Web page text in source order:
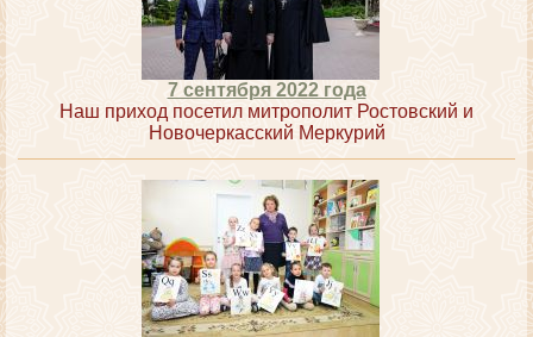
7 сентября 2022 года
Наш приход посетил митрополит Ростовский и
Новочеркасский Меркурий